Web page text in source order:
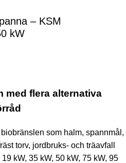
– KSM
kW
med flera alternativa
som halm, spannmål,
torv, jordbruks- och träavfall
kW, 35 kW, 50 kW, 75 kW, 95